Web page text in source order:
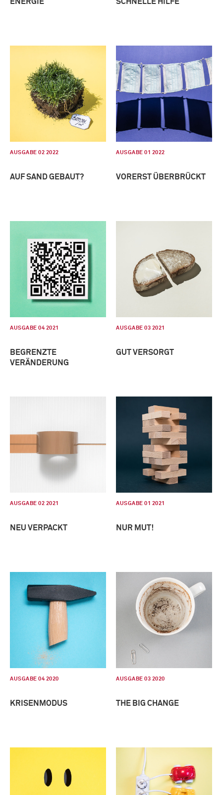
AUSGABE 02 2022
AUF SAND GEBAUT?
AUSGABE 01 2022
VORERST ÜBERBRÜCKT
AUSGABE 04 2021
BEGRENZTE
VERÄNDERUNG
AUSGABE 03 2021
GUT VERSORGT
AUSGABE 02 2021
NEU VERPACKT
AUSGABE 01 2021
NUR MUT!
AUSGABE 04 2020
KRISENMODUS
AUSGABE 03 2020
THE BIG CHANGE